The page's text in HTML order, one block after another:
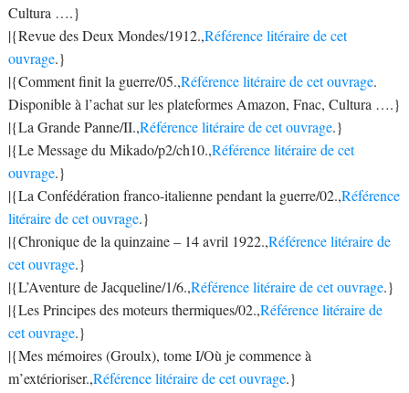
Cultura ….}
|{Revue des Deux Mondes/1912.,Référence litéraire de cet
ouvrage.}
|{Comment finit la guerre/05.,Référence litéraire de cet ouvrage.
Disponible à l’achat sur les plateformes Amazon, Fnac, Cultura ….}
|{La Grande Panne/II.,Référence litéraire de cet ouvrage.}
|{Le Message du Mikado/p2/ch10.,Référence litéraire de cet
ouvrage.}
|{La Confédération franco-italienne pendant la guerre/02.,Référence
litéraire de cet ouvrage.}
|{Chronique de la quinzaine – 14 avril 1922.,Référence litéraire de
cet ouvrage.}
|{L’Aventure de Jacqueline/1/6.,Référence litéraire de cet ouvrage.}
|{Les Principes des moteurs thermiques/02.,Référence litéraire de
cet ouvrage.}
|{Mes mémoires (Groulx), tome I/Où je commence à
m’extérioriser.,Référence litéraire de cet ouvrage.}